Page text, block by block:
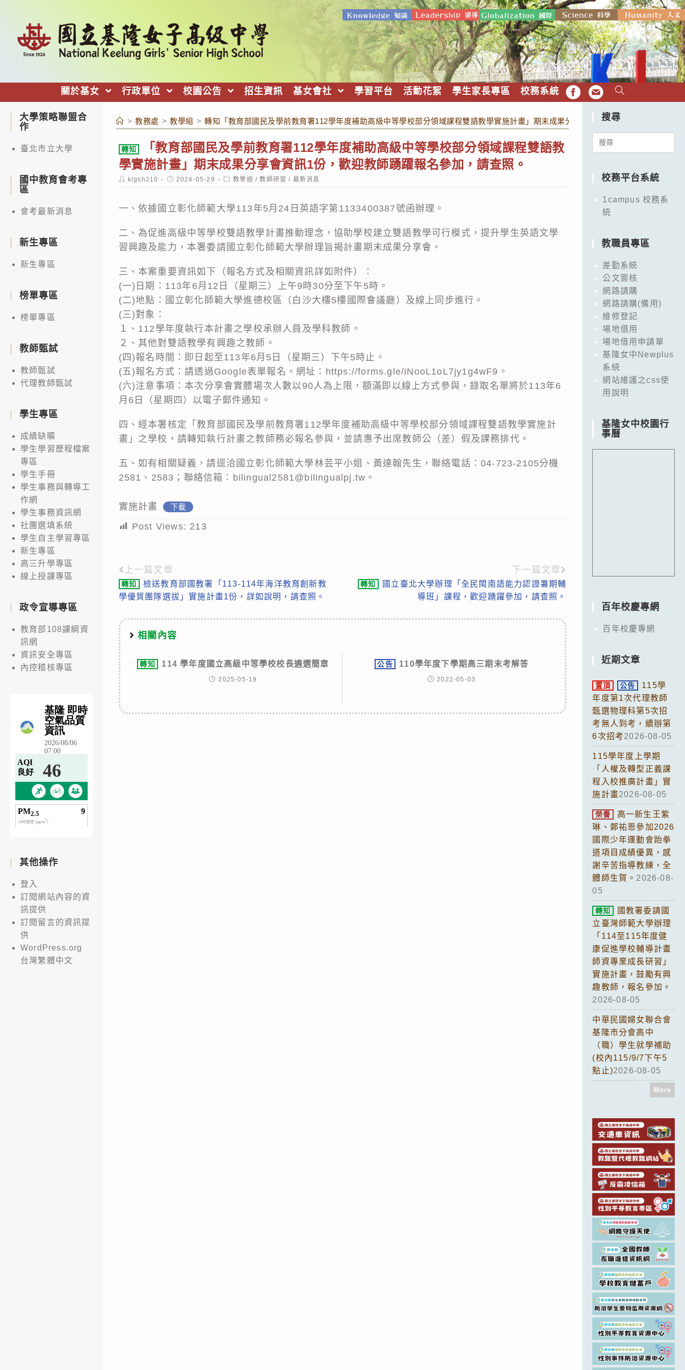
關於基女 行政單位 校園公告 招生資訊 基女會社 學習平台 活動花絮 學生家長專區 校務系統 FB EMAIL
> 教務處 > 教學組 > 轉知「教育部國民及學前教育署112學年度補助高級中等學校部分領域課程雙語教學實施計畫」期末成果分享會資訊1份，歡迎教師踴躍報
轉知
「教育部國民及學前教育署112學年度補助高級中等學校部分領域課程雙語教
學實施計畫」期末成果分享會資訊1份，歡迎教師踴躍報名參加，請查照。
Post
author:
klgsh210
Post
published:
2024-05-29
Post
category:
教學組 / 教師研習 / 最新消息
一、依據國立彰化師範大學113年5月24日英語字第1133400387號函辦理。
二、為促進高級中等學校雙語教學計畫推動理念，協助學校建立雙語教學可行模式，提升學生英語文學
習興趣及能力，本署委請國立彰化師範大學辦理旨揭計畫期末成果分享會。
三、本案重要資訊如下（報名方式及相關資訊詳如附件）：
(一)日期：113年6月12日（星期三）上午9時30分至下午5時。
(二)地點：國立彰化師範大學進德校區（白沙大樓5樓國際會議廳）及線上同步進行。
(三)對象：
１、112學年度執行本計畫之學校承辦人員及學科教師。
２、其他對雙語教學有興趣之教師。
(四)報名時間：即日起至113年6月5日（星期三）下午5時止。
(五)報名方式：請透過Google表單報名。網址：https://forms.gle/iNooL1oL7jy1g4wF9。
(六)注意事項：本次分享會實體場次人數以90人為上限，額滿即以線上方式參與，錄取名單將於113年6
月6日（星期四）以電子郵件通知。
四、經本署核定「教育部國民及學前教育署112學年度補助高級中等學校部分領域課程雙語教學實施計
畫」之學校，請轉知執行計畫之教師務必報名參與，並請惠予出席教師公（差）假及課務排代。
五、如有相關疑義，請逕洽國立彰化師範大學林芸平小姐、黃達翰先生，聯絡電話：04-723-2105分機
2581、2583；聯絡信箱：bilingual2581@bilingualpj.tw。
實施計畫 下載
Post Views: 213
Read
more
上一篇文章
轉知
檢送教育部國教署「113-114年海洋教育創新教
學優質團隊選拔」實施計畫1份，詳如說明，請查照。
下一篇文章
轉知
國立臺北大學辦理「全民閩南語能力認證暑期輔
導班」課程，歡迎踴躍參加，請查照。
相關內容
轉知 114 學年度國立高級中等學校校長遴選簡章
2025-05-19
公告 110學年度下學期高三期末考解答
2022-05-03
大學策略聯盟合
作
臺北市立大學
國中教育會考專
區
會考最新消息
新生專區
新生專區
榜單專區
榜單專區
教師甄試
教師甄試
代理教師甄試
學生專區
成績缺曠
學生學習歷程檔案
專區
學生手冊
學生事務與轉導工
作網
學生事務資訊網
社團選填系統
學生自主學習專區
新生專區
高三升學專區
線上授課專區
政令宣導專區
教育部108課綱資
訊網
資訊安全專區
內控稽核專區
其他操作
登入
訂閱網站內容的資
訊提供
訂閱留言的資訊提
供
WordPress.org
台灣繁體中文
搜尋
Search
校務平台系統
1campus 校務系
統
教職員專區
差勤系統
公文簽核
網路請購
網路請購(備用)
維修登記
場地借用
場地借用申請單
基隆女中Newplus
系統
網站維護之css使
用說明
基隆女中校園行
事曆
百年校慶專網
百年校慶專網
近期文章
置頂 公告
115學
年度第1次代理教師
甄選物理科第5次招
考無人到考，續辦第
6次招考2026-08-05
115學年度上學期
「人權及轉型正義課
程入校推廣計畫」實
施計畫2026-08-05
榮譽
高一新生王紫
琳、鄭祐恩參加2026
國際少年運動會跆拳
道項目成績優異，感
謝辛苦指導教練，全
體師生賀。 2026-08-
05
轉知
國教署委請國
立臺灣師範大學辦理
「114至115年度健
康促進學校輔導計畫
師資專業成長研習」
實施計畫，鼓勵有興
趣教師，報名參加。
2026-08-05
中華民國婦女聯合會
基隆市分會高中
（職）學生就學補助
(校內115/9/7下午5
點止)2026-08-05
More